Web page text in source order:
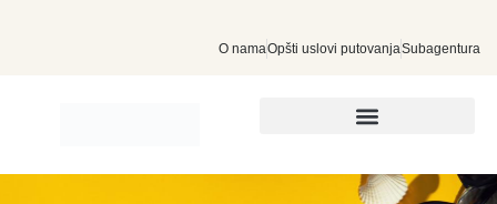
O namaOpšti uslovi putovanjaSubagentura